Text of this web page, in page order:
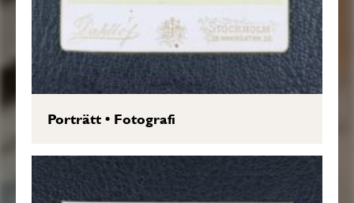
Porträtt• Fotografi